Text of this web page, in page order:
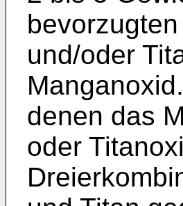
und/oder
denen das
oder